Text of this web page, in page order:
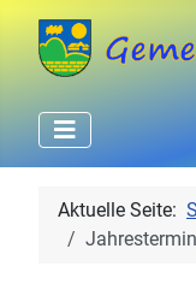
Aktuelle Seite: